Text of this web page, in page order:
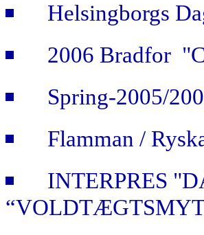
Helsingborgs
2006 Bradfor
Spring-2005/
Flamman /
INTERPRES